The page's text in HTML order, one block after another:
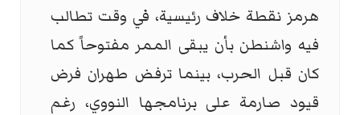
هرمز نقطة خلاف رئيسية، في وقت تطالب
فيه واشنطن بأن يبقى الممر مفتوحاً كما
كان قبل الحرب، بينما ترفض طهران فرض
قيود صارمة على برنامجها النووي، رغم